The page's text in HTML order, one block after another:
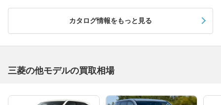
カタログ情報をもっと見る
三菱の他モデルの買取相場